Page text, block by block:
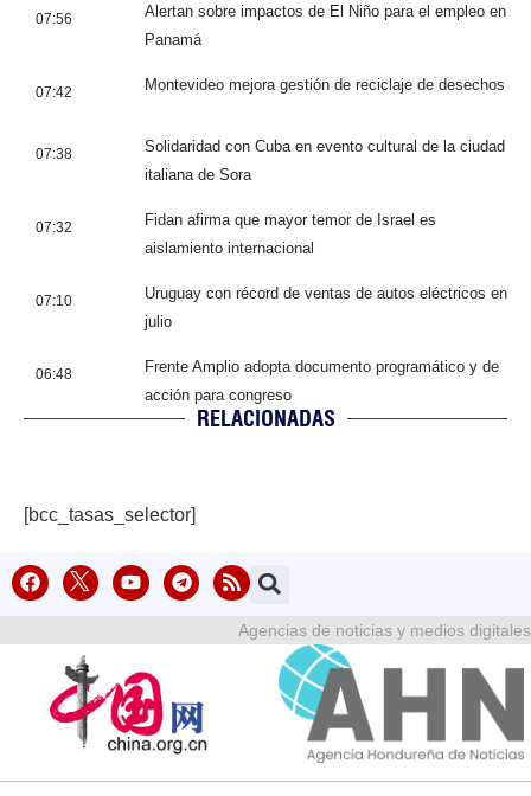
07:56
Alertan sobre impactos de El Niño para el empleo en
Panamá
07:42 Montevideo mejora gestión de reciclaje de desechos
07:38
Solidaridad con Cuba en evento cultural de la ciudad
italiana de Sora
07:32
Fidan afirma que mayor temor de Israel es
aislamiento internacional
07:10
Uruguay con récord de ventas de autos eléctricos en
julio
06:48
Frente Amplio adopta documento programático y de
acción para congreso
RELACIONADAS
[bcc_tasas_selector]
Agencias de noticias y medios digitales